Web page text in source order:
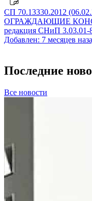
СП 70.13330.2012
ОГРАЖДАЮЩИЕ
редакция СНиП 3.03.01-
Добавлен: 7 месяцев
Последние
Все новости